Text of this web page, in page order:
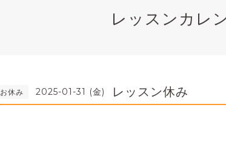
レッスンカレ
お休み 2025-01-31 (金) レッスン休み